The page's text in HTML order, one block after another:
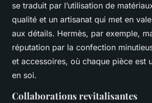
se traduit par l’utilisation de
qualité et un artisanat qui met en
aux détails. Hermès, par exemple,
réputation par la confection
et accessoires, où chaque pièce est
en soi.
Collaborations revitalisantes